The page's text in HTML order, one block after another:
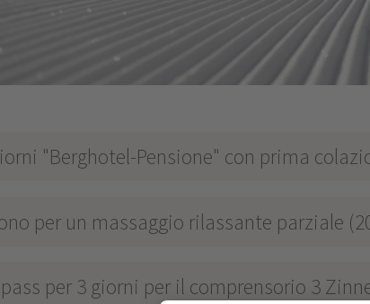
"Berghotel-Pensione" con prima
per un massaggio rilassante parziale
per 3 giorni per il comprensorio 3